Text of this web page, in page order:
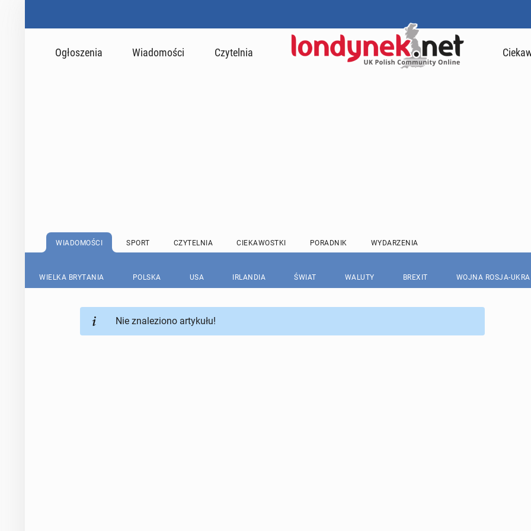
Ogłoszenia Wiadomości Czytelnia
WIADOMOŚCI SPORT CZYTELNIA CIEKAWOSTKI PORADNIK WYDARZENIA
WIELKA BRYTANIA POLSKA USA IRLANDIA ŚWIAT WALUTY BREXIT WOJNA ROSJA-
Nie znaleziono artykułu!